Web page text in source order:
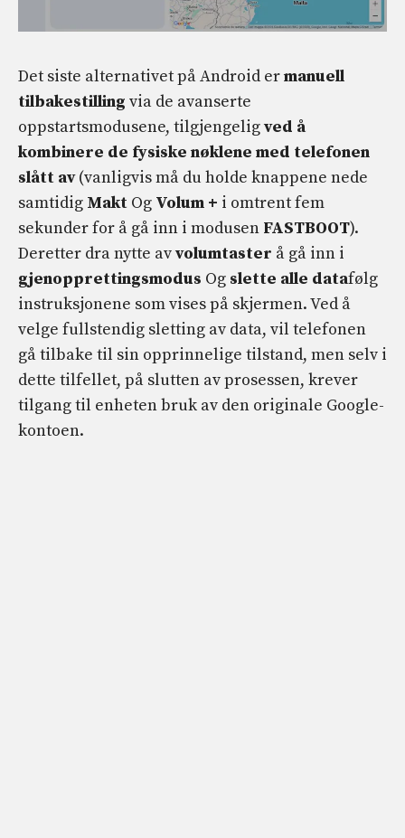
Det siste alternativet på Android ermanuell
tilbakestilling via de avanserte
oppstartsmodusene, tilgjengeligved å
kombinere de fysiske nøklene med telefonen
slått av(vanligvis må du holde knappene nede
samtidig Makt Og Volum + i omtrent fem
sekunder for å gå inn i modusen FASTBOOT).
Deretter dra nytte avvolumtaster å gå inn i
gjenopprettingsmodus Og slette alle datafølg
instruksjonene som vises på skjermen. Ved å
velge fullstendig sletting av data, vil telefonen
gå tilbake til sin opprinnelige tilstand, men selv i
dette tilfellet, på slutten av prosessen, krever
tilgang til enheten bruk av den originale Google-
kontoen.